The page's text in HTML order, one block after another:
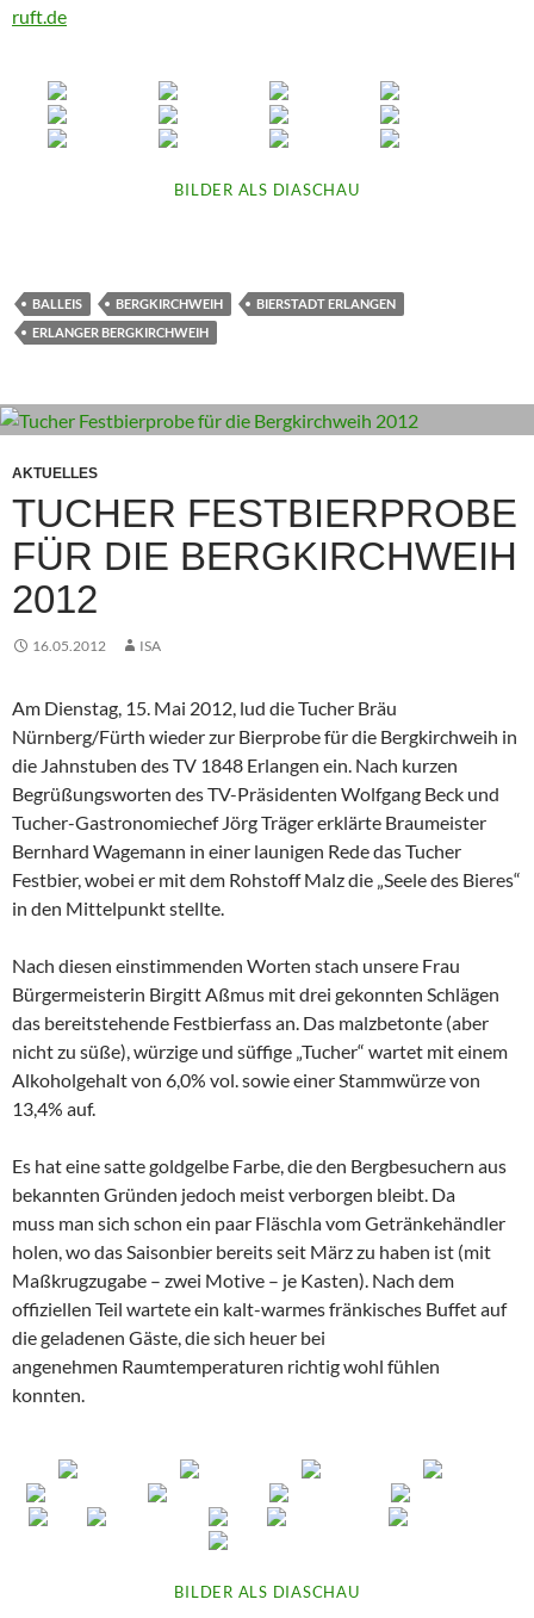
ruft.de
BILDER ALS DIASCHAU
BALLEIS BERGKIRCHWEIH
BIERSTADT ERLANGEN
ERLANGER BERGKIRCHWEIH
AKTUELLES
TUCHER FESTBIERPROBE
FÜR DIE BERGKIRCHWEIH
2012
16.05.2012 ISA
Am Dienstag, 15. Mai 2012, lud die Tucher Bräu
Nürnberg/Fürth wieder zur Bierprobe für die Bergkirchweih in
die Jahnstuben des TV 1848 Erlangen ein. Nach kurzen
Begrüßungsworten des TV-Präsidenten Wolfgang Beck und
Tucher-Gastronomiechef Jörg Träger erklärte Braumeister
Bernhard Wagemann in einer launigen Rede das Tucher
Festbier, wobei er mit dem Rohstoff Malz die „Seele des Bieres“
in den Mittelpunkt stellte.
Nach diesen einstimmenden Worten stach unsere Frau
Bürgermeisterin Birgitt Aßmus mit drei gekonnten Schlägen
das bereitstehende Festbierfass an. Das malzbetonte (aber
nicht zu süße), würzige und süffige „Tucher“ wartet mit einem
Alkoholgehalt von 6,0% vol. sowie einer Stammwürze von
13,4% auf.
Es hat eine satte goldgelbe Farbe, die den Bergbesuchern aus
bekannten Gründen jedoch meist verborgen bleibt. Da
muss man sich schon ein paar Fläschla vom Getränkehändler
holen, wo das Saisonbier bereits seit März zu haben ist (mit
Maßkrugzugabe – zwei Motive – je Kasten). Nach dem
offiziellen Teil wartete ein kalt-warmes fränkisches Buffet auf
die geladenen Gäste, die sich heuer bei
angenehmen Raumtemperaturen richtig wohl fühlen
konnten.
BILDER ALS DIASCHAU